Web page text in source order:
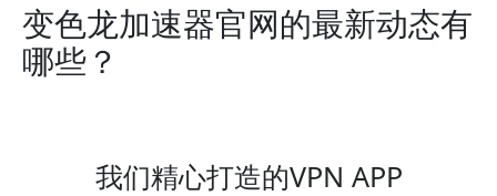
变色龙加速器官网的最新动态有
哪些？
我们精心打造的VPN APP